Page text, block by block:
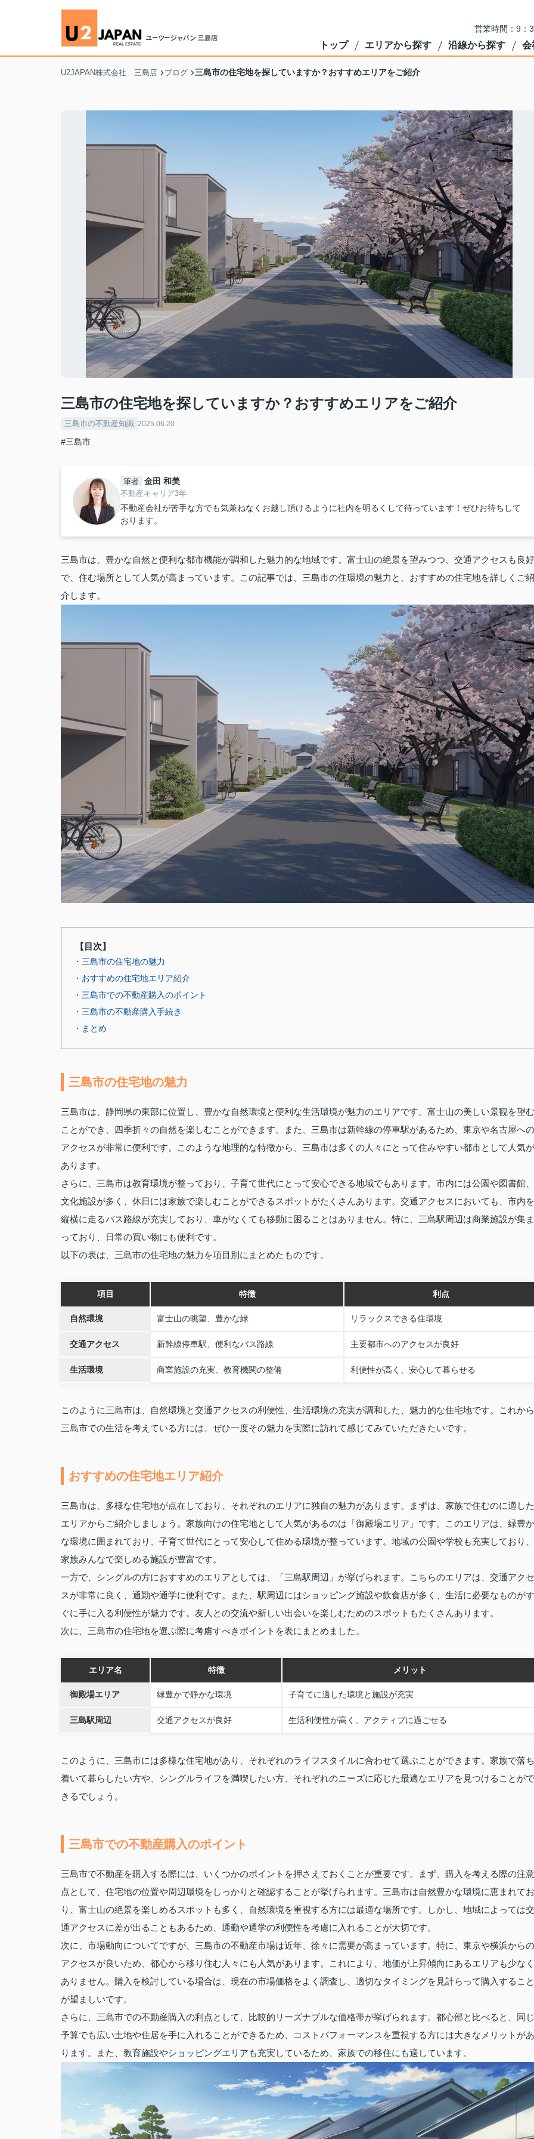
営業時間：9：
トップ エリアから探す 沿線から探す 会
U2JAPAN株式会社 三島店 ブログ 三島市の住宅地を探していますか？おすすめエリアをご紹介
三島市の住宅地を探していますか？おすすめエリアをご紹介
三島市の不動産知識 2025.06.20
#三島市
筆者 金田 和美
不動産キャリア3年
不動産会社が苦手な方でも気兼ねなくお越し頂けるように社内を明るくして待っています！ぜひお待ちして
おります。
三島市は、豊かな自然と便利な都市機能が調和した魅力的な地域です。富士山の絶景を望みつつ、交通アクセスも良好
で、住む場所として人気が高まっています。この記事では、三島市の住環境の魅力と、おすすめの住宅地を詳しくご紹
介します。
【目次】
・三島市の住宅地の魅力
・おすすめの住宅地エリア紹介
・三島市での不動産購入のポイント
・三島市の不動産購入手続き
・まとめ
三島市の住宅地の魅力
三島市は、静岡県の東部に位置し、豊かな自然環境と便利な生活環境が魅力のエリアです。富士山の美しい景観を望む
ことができ、四季折々の自然を楽しむことができます。また、三島市は新幹線の停車駅があるため、東京や名古屋への
アクセスが非常に便利です。このような地理的な特徴から、三島市は多くの人々にとって住みやすい都市として人気が
あります。
さらに、三島市は教育環境が整っており、子育て世代にとって安心できる地域でもあります。市内には公園や図書館、
文化施設が多く、休日には家族で楽しむことができるスポットがたくさんあります。交通アクセスにおいても、市内を
縦横に走るバス路線が充実しており、車がなくても移動に困ることはありません。特に、三島駅周辺は商業施設が集ま
っており、日常の買い物にも便利です。
以下の表は、三島市の住宅地の魅力を項目別にまとめたものです。
項目 特徴 利点
自然環境 富士山の眺望、豊かな緑 リラックスできる住環境
交通アクセス 新幹線停車駅、便利なバス路線 主要都市へのアクセスが良好
生活環境 商業施設の充実、教育機関の整備 利便性が高く、安心して暮らせる
このように三島市は、自然環境と交通アクセスの利便性、生活環境の充実が調和した、魅力的な住宅地です。これから
三島市での生活を考えている方には、ぜひ一度その魅力を実際に訪れて感じてみていただきたいです。
おすすめの住宅地エリア紹介
三島市は、多様な住宅地が点在しており、それぞれのエリアに独自の魅力があります。まずは、家族で住むのに適した
エリアからご紹介しましょう。家族向けの住宅地として人気があるのは「御殿場エリア」です。このエリアは、緑豊か
な環境に囲まれており、子育て世代にとって安心して住める環境が整っています。地域の公園や学校も充実しており、
家族みんなで楽しめる施設が豊富です。
一方で、シングルの方におすすめのエリアとしては、「三島駅周辺」が挙げられます。こちらのエリアは、交通アクセ
スが非常に良く、通勤や通学に便利です。また、駅周辺にはショッピング施設や飲食店が多く、生活に必要なものがす
ぐに手に入る利便性が魅力です。友人との交流や新しい出会いを楽しむためのスポットもたくさんあります。
次に、三島市の住宅地を選ぶ際に考慮すべきポイントを表にまとめました。
エリア名 特徴 メリット
御殿場エリア 緑豊かで静かな環境 子育てに適した環境と施設が充実
三島駅周辺 交通アクセスが良好 生活利便性が高く、アクティブに過ごせる
このように、三島市には多様な住宅地があり、それぞれのライフスタイルに合わせて選ぶことができます。家族で落ち
着いて暮らしたい方や、シングルライフを満喫したい方、それぞれのニーズに応じた最適なエリアを見つけることがで
きるでしょう。
三島市での不動産購入のポイント
三島市で不動産を購入する際には、いくつかのポイントを押さえておくことが重要です。まず、購入を考える際の注意
点として、住宅地の位置や周辺環境をしっかりと確認することが挙げられます。三島市は自然豊かな環境に恵まれてお
り、富士山の絶景を楽しめるスポットも多く、自然環境を重視する方には最適な場所です。しかし、地域によっては交
通アクセスに差が出ることもあるため、通勤や通学の利便性を考慮に入れることが大切です。
次に、市場動向についてですが、三島市の不動産市場は近年、徐々に需要が高まっています。特に、東京や横浜からの
アクセスが良いため、都心から移り住む人々にも人気があります。これにより、地価が上昇傾向にあるエリアも少なく
ありません。購入を検討している場合は、現在の市場価格をよく調査し、適切なタイミングを見計らって購入すること
が望ましいです。
さらに、三島市での不動産購入の利点として、比較的リーズナブルな価格帯が挙げられます。都心部と比べると、同じ
予算でも広い土地や住居を手に入れることができるため、コストパフォーマンスを重視する方には大きなメリットがあ
ります。また、教育施設やショッピングエリアも充実しているため、家族での移住にも適しています。